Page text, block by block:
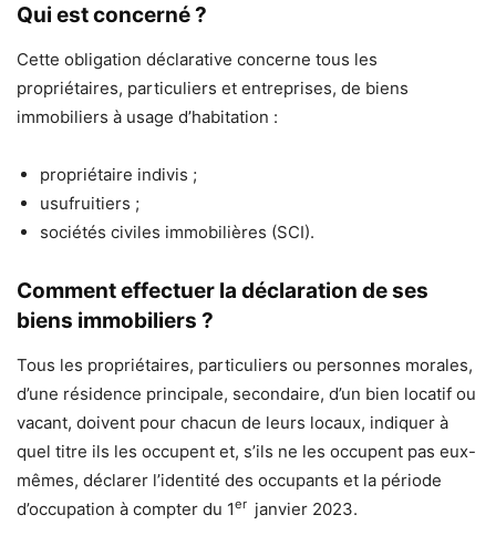
Qui est concerné ?
Cette obligation déclarative concerne tous les
propriétaires, particuliers et entreprises, de biens
immobiliers à usage d’habitation :
propriétaire indivis ;
usufruitiers ;
sociétés civiles immobilières (SCI).
Comment effectuer la déclaration de ses
biens immobiliers ?
Tous les propriétaires, particuliers ou personnes morales,
d’une résidence principale, secondaire, d’un bien locatif ou
vacant, doivent pour chacun de leurs locaux, indiquer à
quel titre ils les occupent et, s’ils ne les occupent pas eux-
mêmes, déclarer l’identité des occupants et la période
d’occupation à compter du 1er janvier 2023.